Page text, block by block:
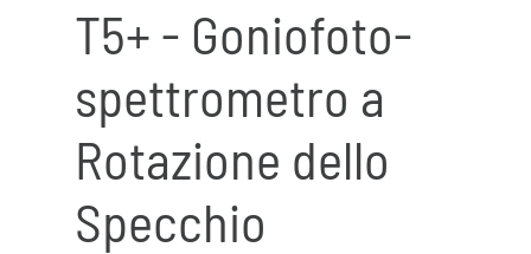
T5+ - Goniofoto-
spettrometro a
Rotazione dello
Specchio